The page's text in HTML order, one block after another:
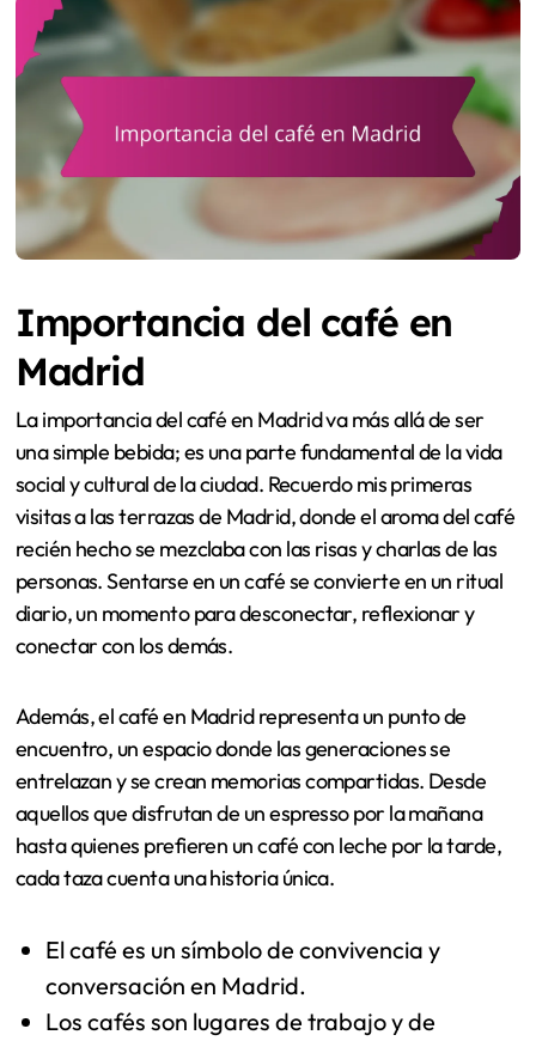
Importancia del café en
Madrid
La importancia del café en Madrid va más allá de ser
una simple bebida; es una parte fundamental de la vida
social y cultural de la ciudad. Recuerdo mis primeras
visitas a las terrazas de Madrid, donde el aroma del café
recién hecho se mezclaba con las risas y charlas de las
personas. Sentarse en un café se convierte en un ritual
diario, un momento para desconectar, reflexionar y
conectar con los demás.
Además, el café en Madrid representa un punto de
encuentro, un espacio donde las generaciones se
entrelazan y se crean memorias compartidas. Desde
aquellos que disfrutan de un espresso por la mañana
hasta quienes prefieren un café con leche por la tarde,
cada taza cuenta una historia única.
El café es un símbolo de convivencia y
conversación en Madrid.
Los cafés son lugares de trabajo y de